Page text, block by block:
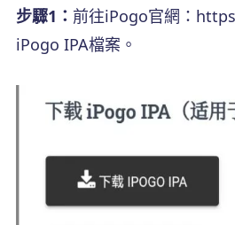
步驟1： 前往iPogo官網：
iPogo IPA檔案。